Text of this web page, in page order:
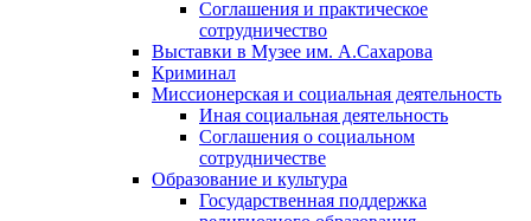
Соглашения и практическое
сотрудничество
Выставки в Музее им. А.Сахарова
Криминал
Миссионерская и социальная деятельность
Иная социальная деятельность
Соглашения о социальном
сотрудничестве
Образование и культура
Государственная поддержка